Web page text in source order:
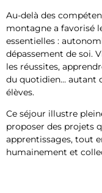
Au-delà des
montagne a favorisé
essentielles :
dépassement de soi.
les réussites,
du quotidien… autant
élèves.
Ce séjour illustre
proposer des projets
apprentissages, tout
humainement et